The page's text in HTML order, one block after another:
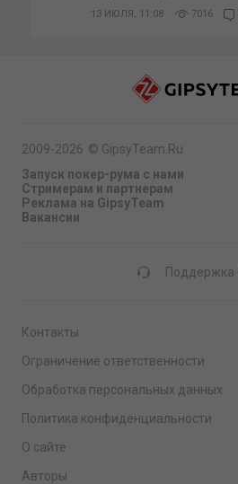
13 ИЮЛЯ, 11:08 7016
Поддержка
2009-2026 © GipsyTeam.Ru
Запуск покер-рума с нами
Стримерам и партнерам
Реклама на GipsyTeam
Вакансии
Контакты
Ограничение ответственности
Обработка персональных данных
Политика конфиденциальности
О сайте
Авторы